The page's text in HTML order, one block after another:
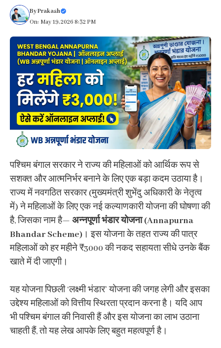
ByPrakash
On: May 19, 2026 8:32 PM
पश्चिम बंगाल सरकार ने राज्य की महिलाओं को आर्थिक रूप से
सशक्त और आत्मनिर्भर बनाने के लिए एक बड़ा कदम उठाया है।
राज्य में नवगठित सरकार (मुख्यमंत्री शुभेंदु अधिकारी के नेतृत्व
में) ने महिलाओं के लिए एक नई कल्याणकारी योजना की घोषणा की
है, जिसका नाम है— अन्नपूर्णा भंडार योजना (Annapurna
Bhandar Scheme) । इस योजना के तहत राज्य की पात्र
महिलाओं को हर महीने ₹3000 की नकद सहायता सीधे उनके बैंक
खाते में दी जाएगी।
यह योजना पिछली ‘लक्ष्मी भंडार’ योजना की जगह लेगी और इसका
उद्देश्य महिलाओं को वित्तीय स्थिरता प्रदान करना है। यदि आप
भी पश्चिम बंगाल की निवासी हैं और इस योजना का लाभ उठाना
चाहती हैं, तो यह लेख आपके लिए बहुत महत्वपूर्ण है।